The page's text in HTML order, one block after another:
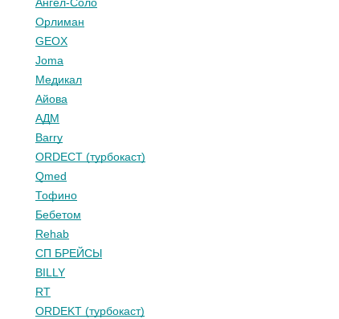
Ангел-Соло
Орлиман
GEOX
Joma
Медикал
Айова
АДМ
Barry
ORDECT (турбокаст)
Qmed
Тофино
Бебетом
Rehab
СП БРЕЙСЫ
BILLY
RT
ORDEKT (турбокаст)